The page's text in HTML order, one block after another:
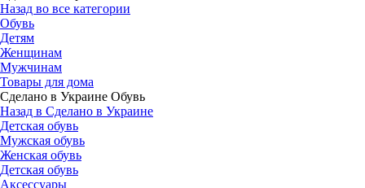
Назад во все категории
Обувь
Детям
Женщинам
Мужчинам
Товары для дома
Сделано в Украине Обувь
Назад в Сделано в Украине
Детская обувь
Мужская обувь
Женская обувь
Детская обувь
Аксессуары